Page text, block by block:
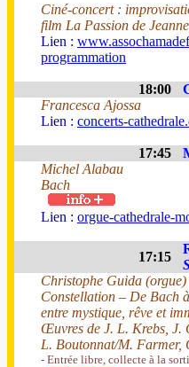
Ciné-concert :
film La Passion de
Lien :
programmation
18:00
Francesca Ajossa
Lien : concerts-
17:45
Michel Alabau
Bach
Lien : orgue-cathedrale-
17:15
Christophe Guida (orgue)
Constellation – De Bach
entre mystique, rêve et
Œuvres de J. L. Krebs, J.
L. Boutonnat/M. Farmer,
- Entrée libre, collecte à la